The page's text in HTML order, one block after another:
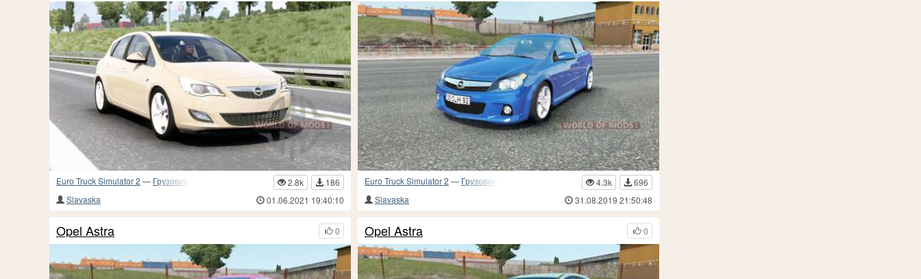
Euro Truck Simulator 2 — Грузовики и прочий транспорт 2.8k
186
Slavaska
01.06.2021 19:40:10
Euro Truck Simulator 2 — Грузовики и прочий транспорт 4.3k
696
Slavaska
31.08.2019 21:50:48
0
Opel Astra 0
Opel Astra